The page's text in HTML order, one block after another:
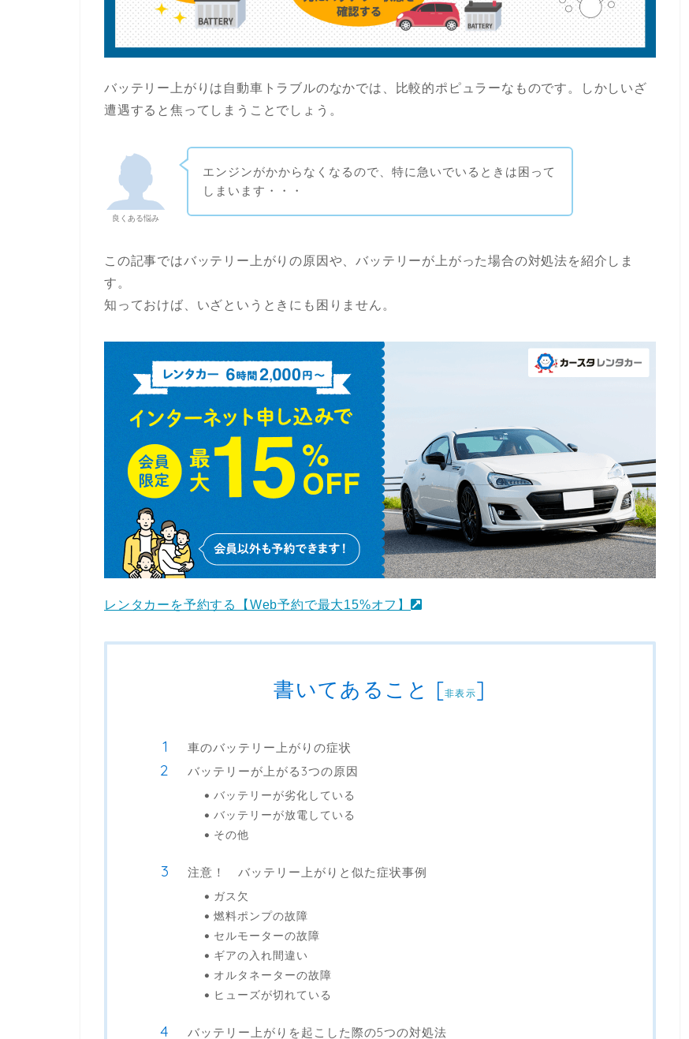
バッテリー上がりは自動車トラブルのなかでは、比較的ポピュラーなものです。しかしいざ
遭遇すると焦ってしまうことでしょう。
良くある悩み
エンジンがかからなくなるので、特に急いでいるときは困って
しまいます・・・
この記事ではバッテリー上がりの原因や、バッテリーが上がった場合の対処法を紹介しま
す。
知っておけば、いざというときにも困りません。
レンタカーを予約する【Web予約で最大15%オフ】
書いてあること [非表示]
車のバッテリー上がりの症状
バッテリーが上がる3つの原因
バッテリーが劣化している
バッテリーが放電している
その他
注意！ バッテリー上がりと似た症状事例
ガス欠
燃料ポンプの故障
セルモーターの故障
ギアの入れ間違い
オルタネーターの故障
ヒューズが切れている
バッテリー上がりを起こした際の5つの対処法